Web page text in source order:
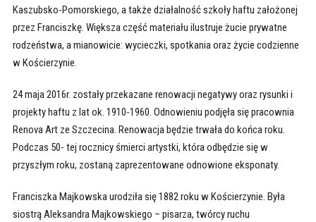
Kaszubsko-Pomorskiego, a także działalność szkoły haftu założonej
przez Franciszkę. Większa część materiału ilustruje żucie prywatne
rodzeństwa, a mianowicie: wycieczki, spotkania oraz życie codzienne
w Kościerzynie.
24 maja 2016r. zostały przekazane renowacji negatywy oraz rysunki i
projekty haftu z lat ok. 1910-1960. Odnowieniu podjęła się pracownia
Renova Art ze Szczecina. Renowacja będzie trwała do końca roku.
Podczas 50- tej rocznicy śmierci artystki, która odbędzie się w
przyszłym roku, zostaną zaprezentowane odnowione eksponaty.
Franciszka Majkowska urodziła się 1882 roku w Kościerzynie. Była
siostrą Aleksandra Majkowskiego – pisarza, twórcy ruchu